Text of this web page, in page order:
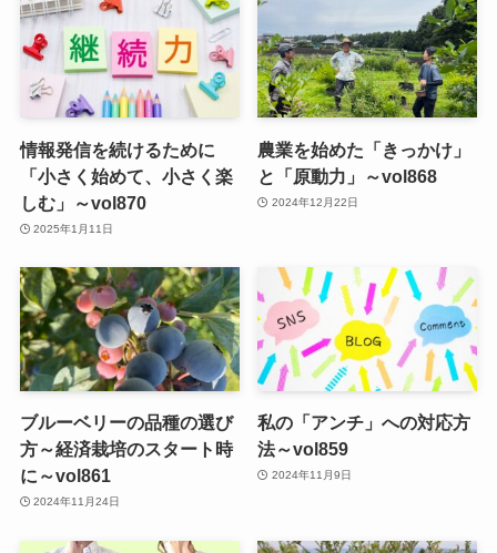
情報発信を続けるために
「小さく始めて、小さく楽
しむ」～vol870
2025年1月11日
農業を始めた「きっかけ」
と「原動力」～vol868
2024年12月22日
ブルーベリーの品種の選び
方～経済栽培のスタート時
に～vol861
2024年11月24日
私の「アンチ」への対応方
法～vol859
2024年11月9日